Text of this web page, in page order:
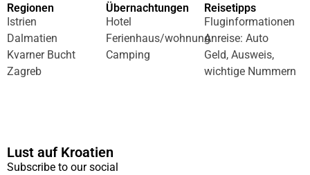
Regionen
Istrien
Dalmatien
Kvarner Bucht
Zagreb
Übernachtungen
Hotel
Ferienhaus/wohnung
Camping
Reisetipps
Fluginformationen
Anreise: Auto
Geld, Ausweis,
wichtige Nummern
Lust auf Kroatien
Subscribe to our social